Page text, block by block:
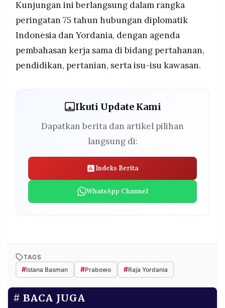
Kunjungan ini berlangsung dalam rangka
peringatan 75 tahun hubungan diplomatik
Indonesia dan Yordania, dengan agenda
pembahasan kerja sama di bidang pertahanan,
pendidikan, pertanian, serta isu-isu kawasan.
Ikuti Update Kami
Dapatkan berita dan artikel pilihan
langsung di:
Indeks Berita
WhatsApp Channel
TAGS
#Istana Basman #Prabowo #Raja Yordania
BACA JUGA